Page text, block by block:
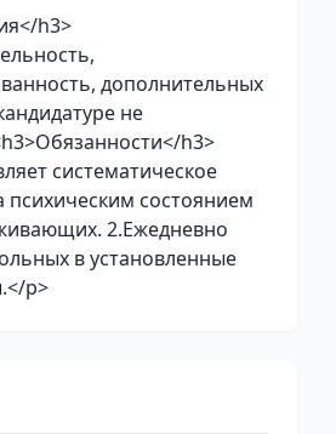
h3>
дополнительных
не
h3>
систематическое
психическим состоянием
2.Ежедневно
в установленные
p>